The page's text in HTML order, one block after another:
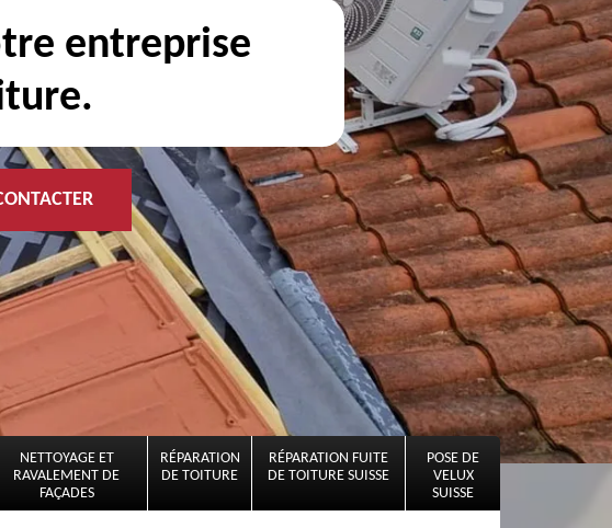
entreprise
NETTOYAGE ET
RAVALEMENT DE
FAÇADES
RÉPARATION
DE TOITURE
RÉPARATION FUITE
DE TOITURE SUISSE
POSE DE
VELUX
SUISSE